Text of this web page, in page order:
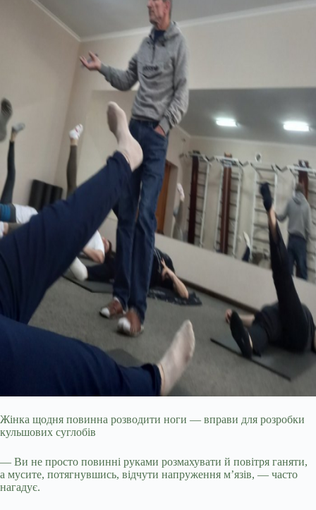
Жінка щодня повинна розводити ноги — вправи для розробки
кульшових суглобів
— Ви не просто повинні руками розмахувати й повітря ганяти,
а мусите, потягнувшись, відчути напруження м’язів, — часто
нагадує.